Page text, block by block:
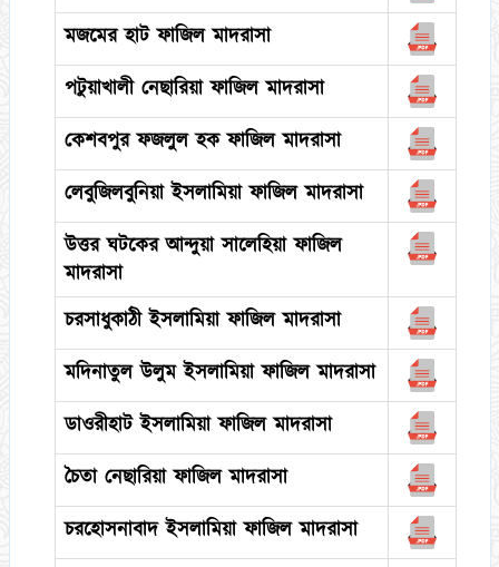
মজমের হাট ফাজিল মাদরাসা
পটুয়াখালী নেছারিয়া ফাজিল মাদরাসা
কেশবপুর ফজলুল হক ফাজিল মাদরাসা
লেবুজিলবুনিয়া ইসলামিয়া ফাজিল মাদরাসা
উত্তর ঘটকের আন্দুয়া সালেহিয়া ফাজিল
মাদরাসা
চরসাধুকাঠী ইসলামিয়া ফাজিল মাদরাসা
মদিনাতুল উলুম ইসলামিয়া ফাজিল মাদরাসা
ডাওরীহাট ইসলামিয়া ফাজিল মাদরাসা
চৈতা নেছারিয়া ফাজিল মাদরাসা
চরহোসনাবাদ ইসলামিয়া ফাজিল মাদরাসা